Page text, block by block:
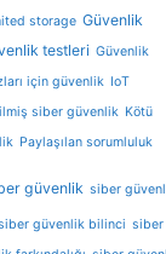
storage Güvenlik
testleri Güvenlik
için güvenlik IoT
siber güvenlik Kötü
Paylaşılan sorumluluk
güvenlik siber
güvenlik bilinci siber